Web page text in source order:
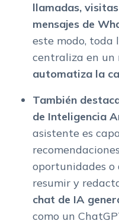
llamadas,
mensajes de
este modo, toda
centraliza en un
automatiza la
También
de Inteligencia
asistente es
oportunidades o
resumir y
chat de IA
como un